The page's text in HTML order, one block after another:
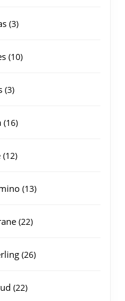
33
1010
33
1616
1212
1313
2222
2626
2222